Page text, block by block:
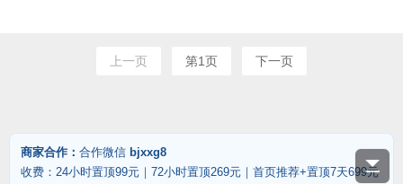
上一页 第1页 下一页
商家合作： 合作微信 bjxxg8
收费：24小时置顶99元｜72小时置顶269元｜首页推荐+置顶7天699元